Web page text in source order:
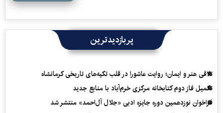
پربازدیدترین
تلاقی هنر و ایمان؛ روایت عاشورا در قلب تکیه‌های تاریخی کرمانشاه
تکمیل فاز دوم کتابخانه مرکزی خرم‌آباد با منابع جدید
فراخوان نوزدهمین دوره جایزه ادبی «جلال آل‌احمد» منتشر شد